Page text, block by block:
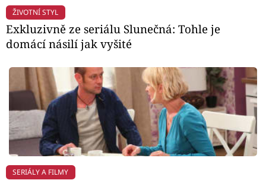
ŽIVOTNÍ STYL
Exkluzivně ze seriálu Slunečná: Tohle je
domácí násilí jak vyšité
SERIÁLY A FILMY